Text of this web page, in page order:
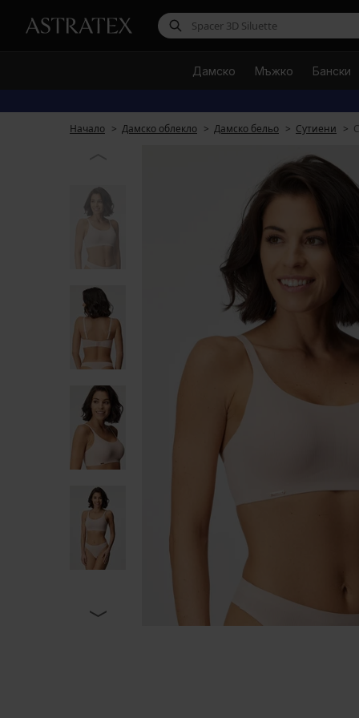
Дамско Мъжко Бански
Начало
Дамско облекло Дамско бельо Сутиени